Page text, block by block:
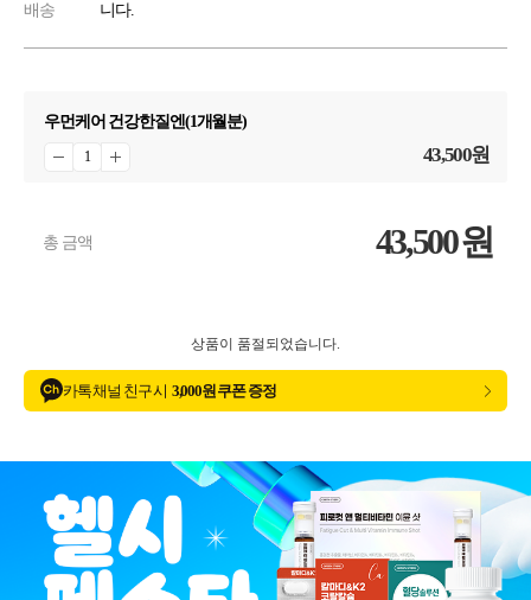
배송
니다.
우먼케어 건강한질엔(1개월분)
43,500원
총 금액 43,500원
상품이 품절되었습니다.
카톡 채널 친구 시 3,000원 쿠폰 증정